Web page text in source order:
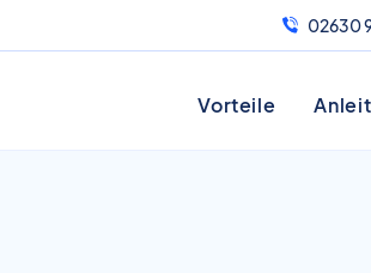
02630
Vorteile